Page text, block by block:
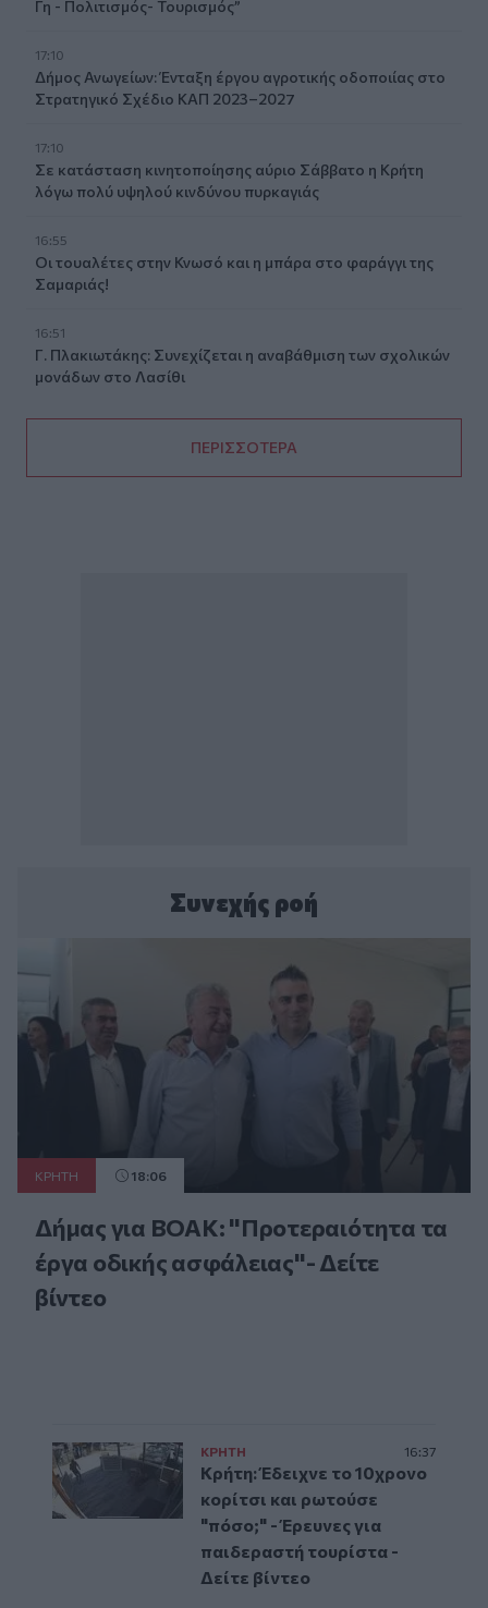
Γη - Πολιτισμός- Τουρισμός”
17:10
Δήμος Ανωγείων: Ένταξη έργου αγροτικής οδοποιίας στο
Στρατηγικό Σχέδιο ΚΑΠ 2023–2027
17:10
Σε κατάσταση κινητοποίησης αύριο Σάββατο η Κρήτη
λόγω πολύ υψηλού κινδύνου πυρκαγιάς
16:55
Οι τουαλέτες στην Κνωσό και η μπάρα στο φαράγγι της
Σαμαριάς!
16:51
Γ. Πλακιωτάκης: Συνεχίζεται η αναβάθμιση των σχολικών
μονάδων στο Λασίθι
ΠΕΡΙΣΣΟΤΕΡΑ
Συνεχής ροή
ΚΡΗΤΗ 18:06
Δήμας για ΒΟΑΚ: "Προτεραιότητα τα
έργα οδικής ασφάλειας"- Δείτε
βίντεο
ΚΡΗΤΗ 16:37
Κρήτη: Έδειχνε το 10χρονο
κορίτσι και ρωτούσε
"πόσο;" - Έρευνες για
παιδεραστή τουρίστα -
Δείτε βίντεο